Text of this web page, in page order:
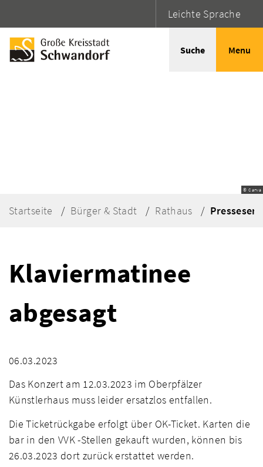
Leichte Sprache
Suche Menu
© Canva
Startseite Bürger & Stadt Rathaus
Klaviermatinee
abgesagt
06.03.2023
Das Konzert am 12.03.2023 im Oberpfälzer
Künstlerhaus muss leider ersatzlos entfallen.
Die Ticketrückgabe erfolgt über OK-Ticket. Karten die
bar in den VVK -Stellen gekauft wurden, können bis
26.03.2023 dort zurück erstattet werden.